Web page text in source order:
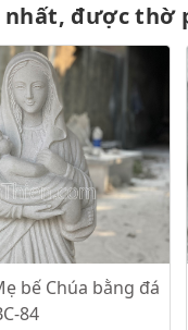
được thờ
bế Chúa bằng đá
84